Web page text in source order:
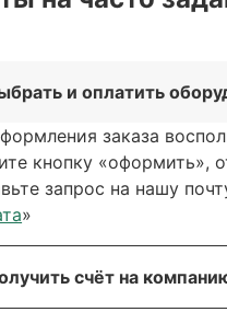
и оплатить
заказа
кнопку «оформить»,
запрос на нашу
»
счёт на